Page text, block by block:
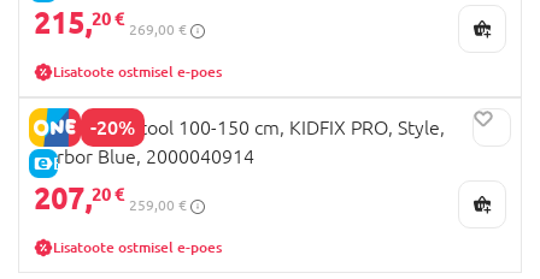
215,20 €
269,00 €
Lisatoote ostmisel e-poes
-20%
E-HIND
BRITAX autotool 100-150 cm, KIDFIX PRO, Style,
Harbor Blue, 2000040914
207,20 €
259,00 €
Lisatoote ostmisel e-poes